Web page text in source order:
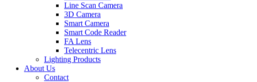
Line Scan Camera
3D Camera
Smart Camera
Smart Code Reader
FA Lens
Telecentric Lens
Lighting Products
About Us
Contact